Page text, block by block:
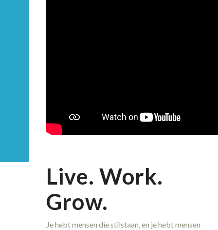
Live. Work.
Grow.
Je hebt mensen die stilstaan, en jehebt mensen